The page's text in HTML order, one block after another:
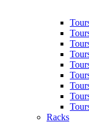
Racks